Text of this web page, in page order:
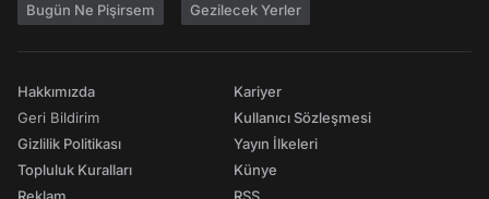
Bugün Ne Pişirsem Gezilecek Yerler
Hakkımızda
Geri Bildirim
Gizlilik Politikası
Topluluk Kuralları
Kariyer
Kullanıcı Sözleşmesi
Yayın İlkeleri
Künye